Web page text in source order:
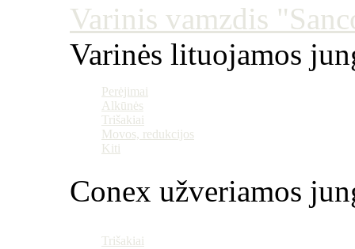
Varinis vamzdis
Varinės lituojamos
Perėjimai
Alkūnės
Trišakiai
Movos, redukcijos
Kiti
Conex užveriamos
Trišakiai